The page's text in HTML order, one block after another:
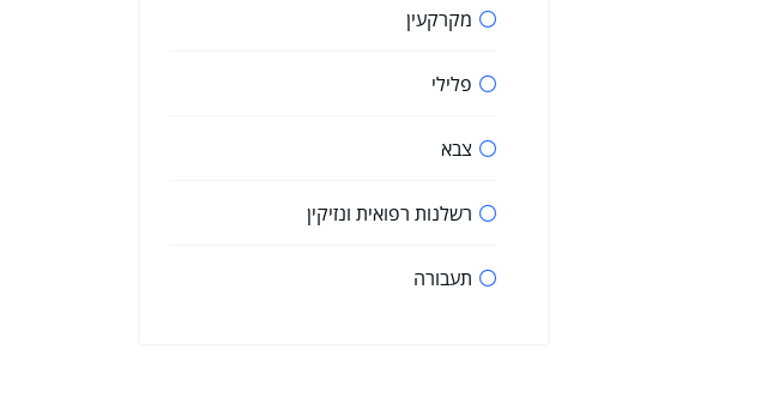
מקרקעין
פלילי
צבא
רשלנות רפואית ונזיקין
תעבורה